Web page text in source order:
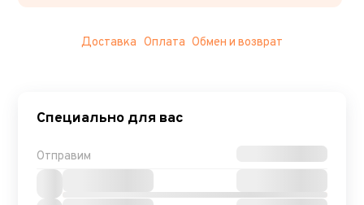
Доставка Оплата Обмен и возврат
Специально для вас
Отправим